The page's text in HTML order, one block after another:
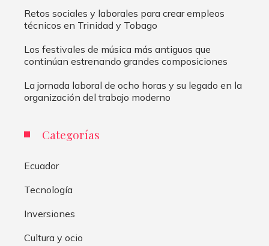
Retos sociales y laborales para crear empleos
técnicos en Trinidad y Tobago
Los festivales de música más antiguos que
continúan estrenando grandes composiciones
La jornada laboral de ocho horas y su legado en la
organización del trabajo moderno
Categorías
Ecuador
Tecnología
Inversiones
Cultura y ocio